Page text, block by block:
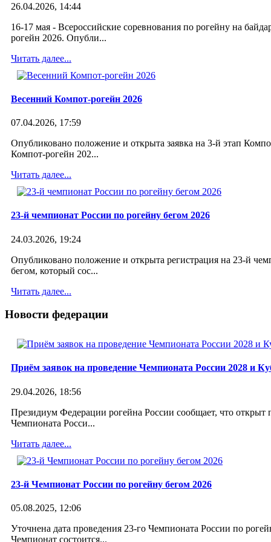
10 ноября 2013
России по рогейну 2013
09 октября 2013
26.04.2026, 14:44
16-17 мая - Всероссийские соревнования по рогейну на
рогейн 2026. Опубли...
Читать далее...
Весенний Компот-рогейн 2026
07.04.2026, 17:59
Опубликовано положение и открыта заявка на 3-й этап
Компот-рогейн 202...
Читать далее...
23-й чемпионат России по рогейну бегом 2026
24.03.2026, 19:24
Опубликовано положение и открыта регистрация на 23-й
бегом, который сос...
Читать далее...
Новости федерации
Приём заявок на проведение Чемпионата России 2028 и
29.04.2026, 18:56
Президиум Федерации рогейна России сообщает, что открыт
Чемпионата Росси...
Читать далее...
23-й Чемпионат России по рогейну бегом 2026
05.08.2025, 12:06
Уточнена дата проведения 23-го Чемпионата России по
Чемпионат состоится...